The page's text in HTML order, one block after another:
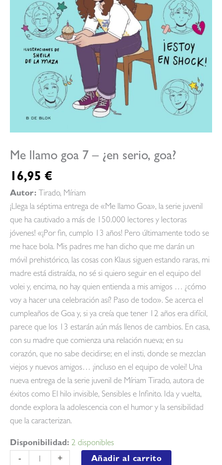
Me llamo goa 7 – ¿en serio, goa?
16,95 €
Autor: Tirado, Míriam
¡Llega la séptima entrega de «Me llamo Goa», la serie juvenil
que ha cautivado a más de 150.000 lectores y lectoras
jóvenes! «¡Por fin, cumplo 13 años! Pero últimamente todo se
me hace bola. Mis padres me han dicho que me darán un
móvil prehistórico, las cosas con Klaus siguen estando raras, mi
madre está distraída, no sé si quiero seguir en el equipo del
volei y, encima, no hay quien entienda a mis amigos … ¿cómo
voy a hacer una celebración así? Paso de todo». Se acerca el
cumpleaños de Goa y, si ya creía que tener 12 años era difícil,
parece que los 13 estarán aún más llenos de cambios. En casa,
con su madre que comienza una relación nueva; en su
corazón, que no sabe decidirse; en el insti, donde se mezclan
viejos y nuevos amigos… ¡incluso en el equipo de volei! Una
nueva entrega de la serie juvenil de Míriam Tirado, autora de
éxitos como El hilo invisible, Sensibles e Infinito. Ida y vuelta,
donde explora la adolescencia con el humor y la sensibilidad
que la caracterizan.
Disponibilidad: 2 disponibles
- + Añadir al carrito